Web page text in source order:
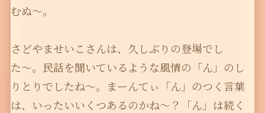
むぬ〜。
さどやませいこさんは、久しぶりの登場でし
た〜。民話を聞いているような風情の「ん」のし
りとりでしたね〜。まーんてぃ「ん」のつく言葉
は、いったいいくつあるのかね〜？「ん」は続く